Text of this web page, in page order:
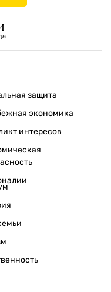
защита
экономика
интересов